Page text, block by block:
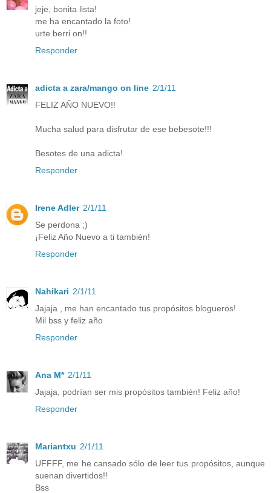
jeje, bonita lista!
me ha encantado la foto!
urte berri on!!
Responder
adicta a zara/mango on line 2/1/11
FELIZ AÑO NUEVO!!
Mucha salud para disfrutar de ese bebesote!!!
Besotes de una adicta!
Responder
Irene Adler 2/1/11
Se perdona ;)
¡Feliz Año Nuevo a ti también!
Responder
Nahikari 2/1/11
Jajaja , me han encantado tus propósitos blogueros!
Mil bss y feliz año
Responder
Ana M* 2/1/11
Jajaja, podrían ser mis propósitos también! Feliz año!
Responder
Mariantxu 2/1/11
UFFFF, me he cansado sólo de leer tus propósitos, aunque
suenan divertidos!!
Bss